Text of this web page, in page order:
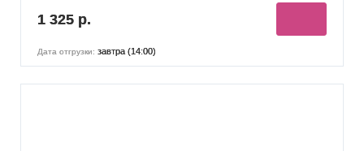
1 325 р.
Дата отгрузки: завтра (14:00)